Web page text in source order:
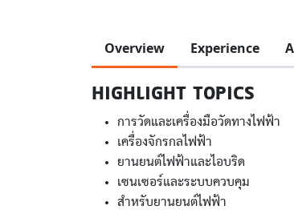
Overview Experience
HIGHLIGHT TOPICS
การวัดและเครื่องมือวัดทางไฟฟ้า
เครื่องจักรกลไฟฟ้า
ยานยนต์ไฟฟ้าและไอบริด
เซนเซอร์และระบบควบคุม
สำหรับยานยนต์ไฟฟ้า